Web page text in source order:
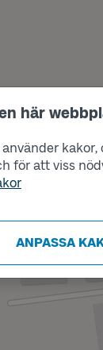
här
använder
för att viss
ANPASSA